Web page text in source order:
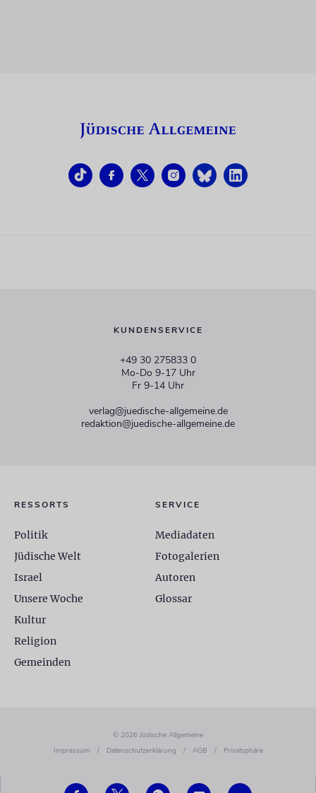
KUNDENSERVICE
+49 30 275833 0
Mo-Do 9-17 Uhr
Fr 9-14 Uhr
verlag@juedische-allgemeine.de
redaktion@juedische-allgemeine.de
RESSORTS
Politik
Jüdische Welt
Israel
Unsere Woche
Kultur
Religion
Gemeinden
SERVICE
Mediadaten
Fotogalerien
Autoren
Glossar
© 2026 Jüdische Allgemeine
Impressum
/ Datenschutzerklärung / AGB / Privatsphäre